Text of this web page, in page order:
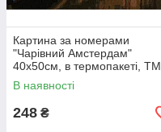
Картина за номерами
"Чарівний Амстердам"
40х50см, в термопакеті, ТМ
Ідейка, Україна
В наявності
248 ₴